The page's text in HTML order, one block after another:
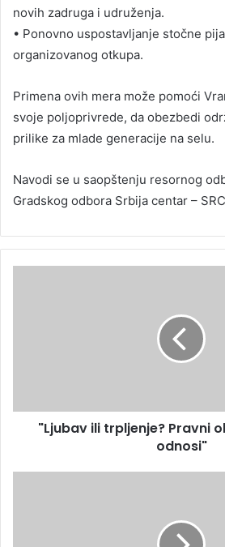
novih zadruga i udruženja.
• Ponovno uspostavljanje stočne
organizovanog otkupa.
Primena ovih mera može pomoći
svoje poljoprivrede, da obezbedi
prilike za mlade generacije na selu.
Navodi se u saopštenju resornog
Gradskog odbora Srbija centar –
"Ljubav ili trpljenje? Pravni
odnosi"